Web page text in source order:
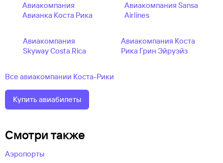
Авиакомпания
Авианка Коста Рика
Авиакомпания Sansa
Airlines
Авиакомпания
Skyway Costa Rica
Авиакомпания Коста
Рика Грин Эйруэйз
Все авиакомпании Коста-Рики
Купить авиабилеты
Смотри также
Аэропорты